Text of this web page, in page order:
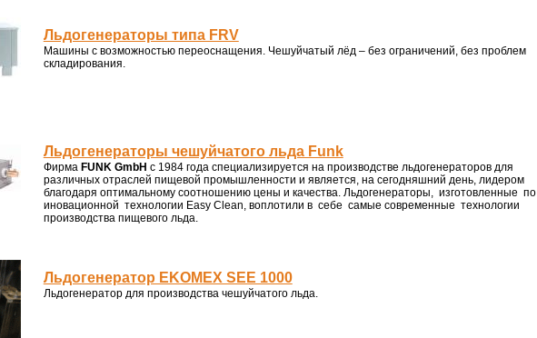
Льдогенераторы типа FRV
Машины с возможностью переоснащения. Чешуйчатый лёд – без ограничений, без проблем
складирования.
Льдогенераторы чешуйчатого льда Funk
Фирма FUNK GmbH c 1984 года специализируется на производстве льдогенераторов для
различных отраслей пищевой промышленности и является, на сегодняшний день, лидером
благодаря оптимальному соотношению цены и качества. Льдогенераторы, изготовленные по
иновационной технологии Easy Clean, воплотили в себе самые современные технологии
производства пищевого льда.
Льдогенератор EKOMEX SEE 1000
Льдогенератор для производства чешуйчатого льда.